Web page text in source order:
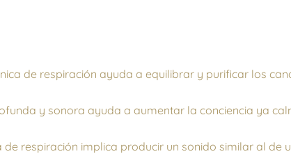
de respiración ayuda a equilibrar y purificar los
y sonora ayuda a aumentar la conciencia ya
de respiración implica producir un sonido similar al de